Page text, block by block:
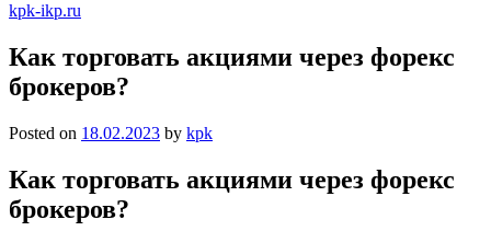
kpk-ikp.ru
Как торговать акциями через форекс
брокеров?
Posted on 18.02.2023 by kpk
Как торговать акциями через форекс
брокеров?